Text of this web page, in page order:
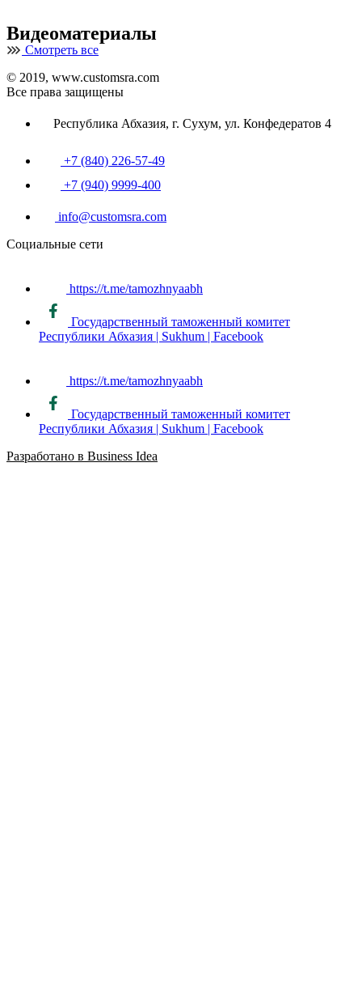
Видеоматериалы
Смотреть все
© 2019, www.customsra.com
Все права защищены
Республика Абхазия, г. Сухум, ул. Конфедератов 4
+7 (840) 226-57-49
+7 (940) 9999-400
info@customsra.com
Социальные сети
https://t.me/tamozhnyaabh
Государственный таможенный комитет
Республики Абхазия | Sukhum | Facebook
https://t.me/tamozhnyaabh
Государственный таможенный комитет
Республики Абхазия | Sukhum | Facebook
Разработано в Business Idea